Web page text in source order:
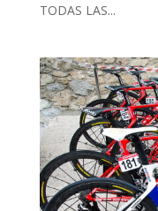
TODAS LAS...